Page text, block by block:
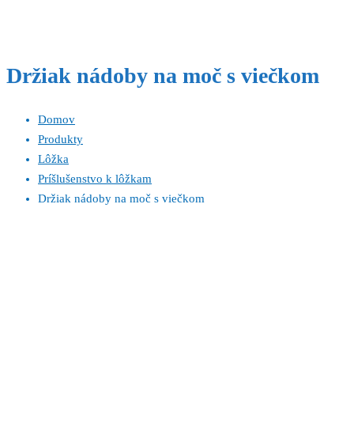
Držiak nádoby na moč s viečkom
Domov
Produkty
Lôžka
Príšlušenstvo k lôžkam
Držiak nádoby na moč s viečkom